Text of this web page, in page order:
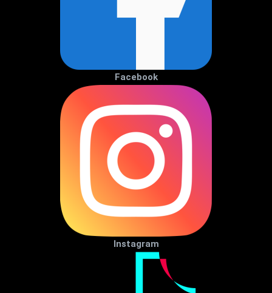
Facebook
Instagram